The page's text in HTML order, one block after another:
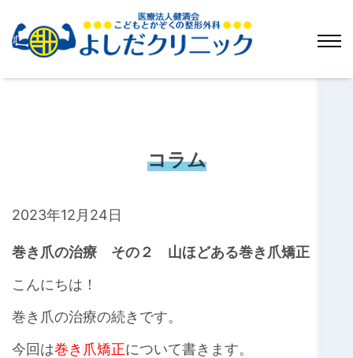
コラム
2023年12月24日
巻き爪の治療 その２ 山ほどある巻き爪矯正
こんにちは！
巻き爪の治療の続きです。
今回は巻き爪矯正について書きます。